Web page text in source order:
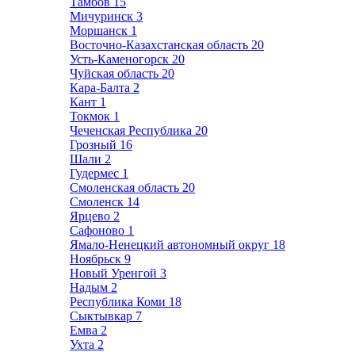
Мичуринск 3
Моршанск 1
Восточно-Казахстанская область 20
Усть-Каменогорск 20
Чуйская область 20
Кара-Балта 2
Кант 1
Токмок 1
Чеченская Республика 20
Грозный 16
Шали 2
Гудермес 1
Смоленская область 20
Смоленск 14
Ярцево 2
Сафоново 1
Ямало-Ненецкий автономный округ 18
Ноябрьск 9
Новый Уренгой 3
Надым 2
Республика Коми 18
Сыктывкар 7
Емва 2
Ухта 2